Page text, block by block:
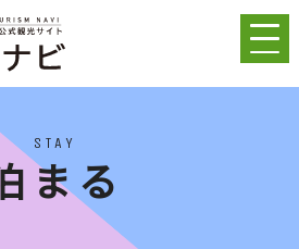
STAY
まる